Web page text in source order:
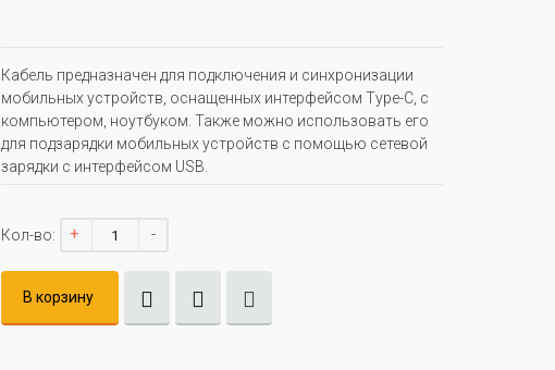
Кабель предназначен для подключения и синхронизации
мобильных устройств, оснащенных интерфейсом Type-C, с
компьютером, ноутбуком. Также можно использовать его
для подзарядки мобильных устройств с помощью сетевой
зарядки с интерфейсом USB.
Кол-во: + -
В корзину